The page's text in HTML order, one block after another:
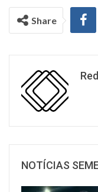
Share
NOTÍCIAS